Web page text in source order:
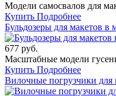
Модели самосвалов для
Купить Подробнее
Бульдозеры для макетов
677 руб.
Масштабные модели
Купить Подробнее
Вилочные погрузчики